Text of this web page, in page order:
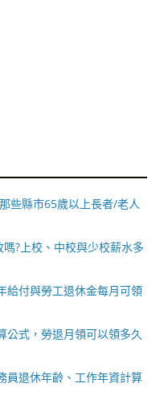
些縣市65歲以上長者/老人
?上校、中校與少校薪水多
給付與勞工退休金每月可領
公式，勞退月領可以領多久
員退休年齡、工作年資計算